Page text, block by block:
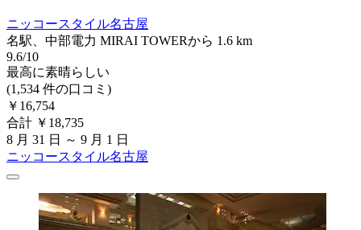
ニッコースタイル名古屋
名駅、中部電力 MIRAI TOWERから 1.6 km
9.6/10
最高に素晴らしい
(1,534 件の口コミ)
￥16,754
合計 ￥18,735
8 月 31 日 ～ 9 月 1 日
ニッコースタイル名古屋